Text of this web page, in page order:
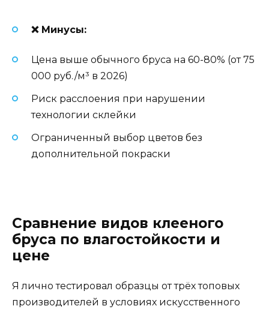
❌ Минусы:
Цена выше обычного бруса на 60-80% (от 75
000 руб./м³ в 2026)
Риск расслоения при нарушении
технологии склейки
Ограниченный выбор цветов без
дополнительной покраски
Сравнение видов клееного
бруса по влагостойкости и
цене
Я лично тестировал образцы от трёх топовых
производителей в условиях искусственного